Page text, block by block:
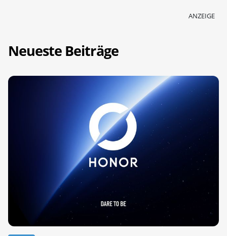
ANZEIGE
Neueste Beiträge